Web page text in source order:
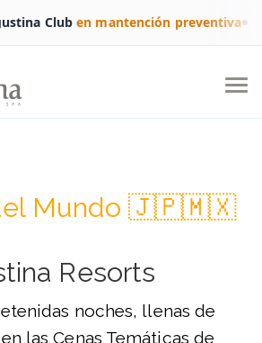
Cluben mantención preventiva
Mundo 🇯🇵🇲🇽
Resorts
noches, llenas de
las Cenas Temáticas de